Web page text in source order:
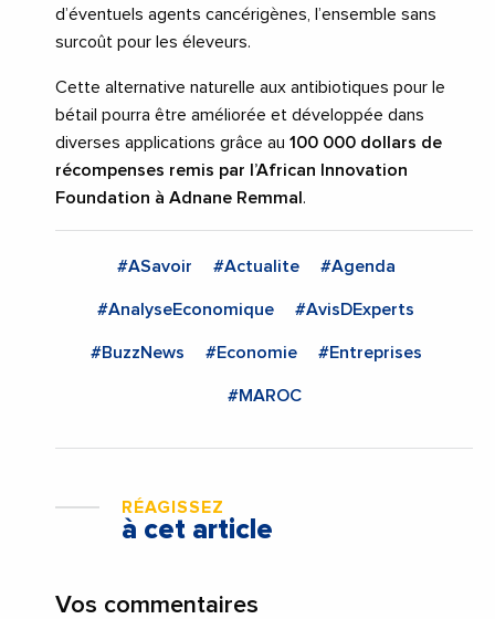
d’éventuels agents cancérigènes, l’ensemble sans
surcoût pour les éleveurs.
Cette alternative naturelle aux antibiotiques pour le
bétail pourra être améliorée et développée dans
diverses applications grâce au 100 000 dollars de
récompenses remis par l’African Innovation
Foundation à Adnane Remmal .
#ASavoir #Actualite #Agenda
#AnalyseEconomique #AvisDExperts
#BuzzNews #Economie #Entreprises
#MAROC
RÉAGISSEZ
à cet article
Vos commentaires